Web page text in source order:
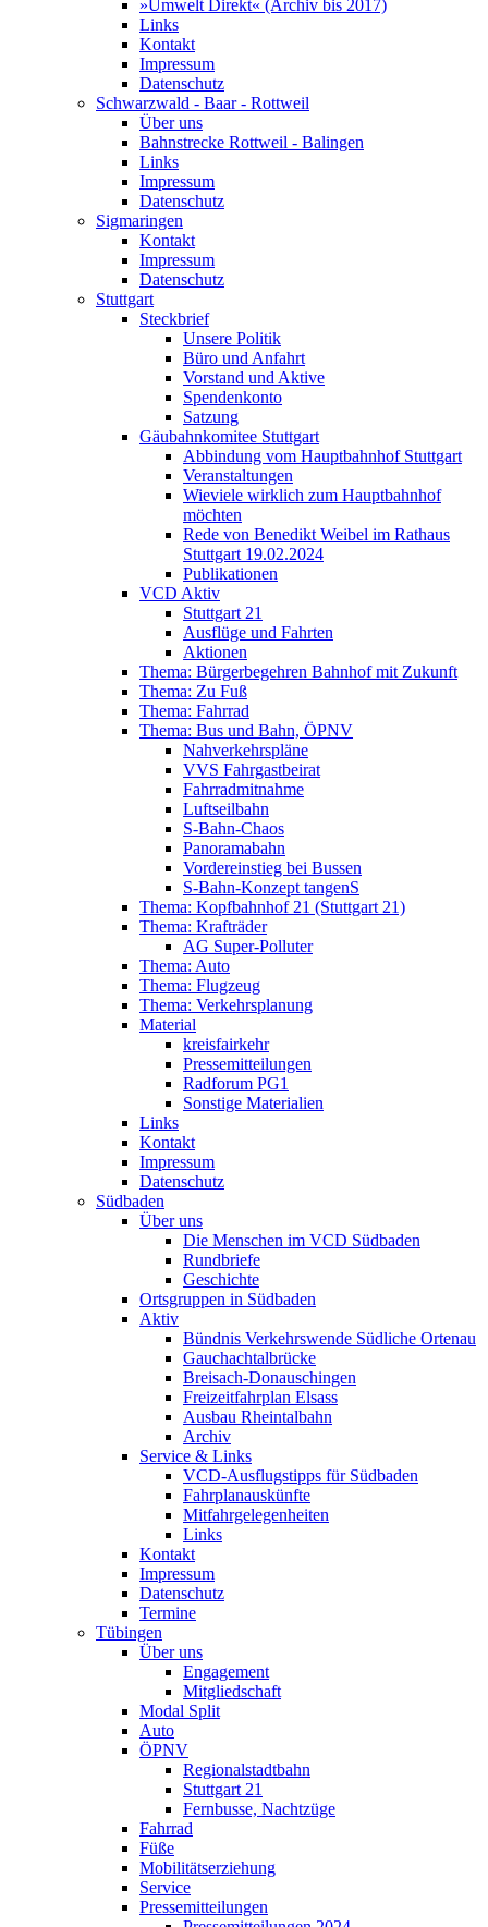
»Umwelt Direkt« (Archiv bis 2017)
Links
Kontakt
Impressum
Datenschutz
Schwarzwald - Baar - Rottweil
Über uns
Bahnstrecke Rottweil - Balingen
Links
Impressum
Datenschutz
Sigmaringen
Kontakt
Impressum
Datenschutz
Stuttgart
Steckbrief
Unsere Politik
Büro und Anfahrt
Vorstand und Aktive
Spendenkonto
Satzung
Gäubahnkomitee Stuttgart
Abbindung vom Hauptbahnhof Stuttgart
Veranstaltungen
Wieviele wirklich zum Hauptbahnhof
möchten
Rede von Benedikt Weibel im Rathaus
Stuttgart 19.02.2024
Publikationen
VCD Aktiv
Stuttgart 21
Ausflüge und Fahrten
Aktionen
Thema: Bürgerbegehren Bahnhof mit Zukunft
Thema: Zu Fuß
Thema: Fahrrad
Thema: Bus und Bahn, ÖPNV
Nahverkehrspläne
VVS Fahrgastbeirat
Fahrradmitnahme
Luftseilbahn
S-Bahn-Chaos
Panoramabahn
Vordereinstieg bei Bussen
S-Bahn-Konzept tangenS
Thema: Kopfbahnhof 21 (Stuttgart 21)
Thema: Krafträder
AG Super-Polluter
Thema: Auto
Thema: Flugzeug
Thema: Verkehrsplanung
Material
kreisfairkehr
Pressemitteilungen
Radforum PG1
Sonstige Materialien
Links
Kontakt
Impressum
Datenschutz
Südbaden
Über uns
Die Menschen im VCD Südbaden
Rundbriefe
Geschichte
Ortsgruppen in Südbaden
Aktiv
Bündnis Verkehrswende Südliche Ortenau
Gauchachtalbrücke
Breisach-Donauschingen
Freizeitfahrplan Elsass
Ausbau Rheintalbahn
Archiv
Service & Links
VCD-Ausflugstipps für Südbaden
Fahrplanauskünfte
Mitfahrgelegenheiten
Links
Kontakt
Impressum
Datenschutz
Termine
Tübingen
Über uns
Engagement
Mitgliedschaft
Modal Split
Auto
ÖPNV
Regionalstadtbahn
Stuttgart 21
Fernbusse, Nachtzüge
Fahrrad
Füße
Mobilitätserziehung
Service
Pressemitteilungen